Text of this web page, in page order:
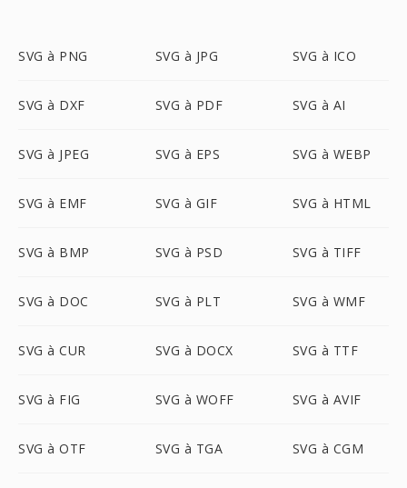
SVG à PNG SVG à JPG SVG à ICO
SVG à DXF SVG à PDF SVG à AI
SVG à JPEG SVG à EPS SVG à WEBP
SVG à EMF SVG à GIF SVG à HTML
SVG à BMP SVG à PSD SVG à TIFF
SVG à DOC SVG à PLT SVG à WMF
SVG à CUR SVG à DOCX SVG à TTF
SVG à FIG SVG à WOFF SVG à AVIF
SVG à OTF SVG à TGA SVG à CGM